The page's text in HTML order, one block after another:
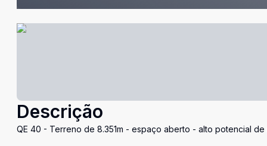
Descrição
QE 40 - Terreno de 8.351m - espaço aberto - alto potencial de